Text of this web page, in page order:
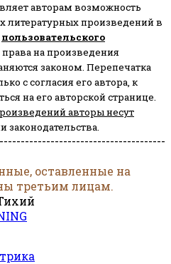
авторам возможность
литературных произведений в
пользовательского
права на произведения
законом. Перепечатка
с согласия его автора, к
на его авторской странице.
авторы несут
законодательства.
оставленные на
третьим лицам.